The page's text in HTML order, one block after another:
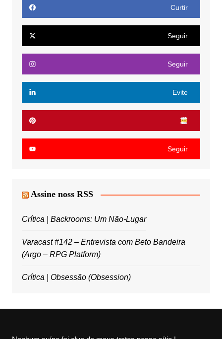
Curtir
Seguir
Seguir
Evite
Seguir
Assine noss RSS
Crítica | Backrooms: Um Não-Lugar
Varacast #142 – Entrevista com Beto Bandeira
(Argo – RPG Platform)
Crítica | Obsessão (Obsession)